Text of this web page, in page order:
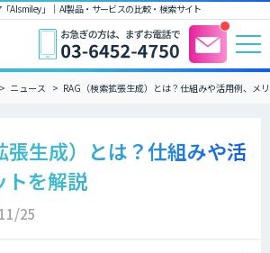
AIsmiley」｜ AI製品・サービスの比較・検索サイト
ニュース RAG（検索拡張生成）とは？仕組みや活用例、メ
張生成）とは？仕組みや活
トを解説
25